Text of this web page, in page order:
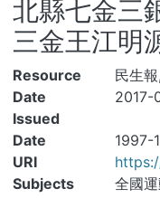
北縣七金三
金王江明源
Resource
民生
Date
Issued
2017-
Date
1997-
URI
Subjects
全國